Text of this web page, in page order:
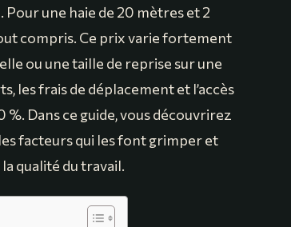
Pour une haie de 20 mètres et 2
compris. Ce prix varie fortement
ou une taille de reprise sur une
les frais de déplacement et l’accès
Dans ce guide, vous découvrirez
facteurs qui les font grimper et
qualité du travail.